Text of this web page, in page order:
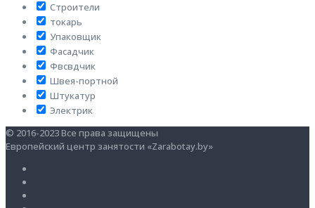
Строители
токарь
Упаковщик
Фасадчик
Фвсвдчик
Швея-портной
Штукатур
Электрик
© 2016-2023 Все права защищены
Европейский центр занятости «Zarabotay.by»